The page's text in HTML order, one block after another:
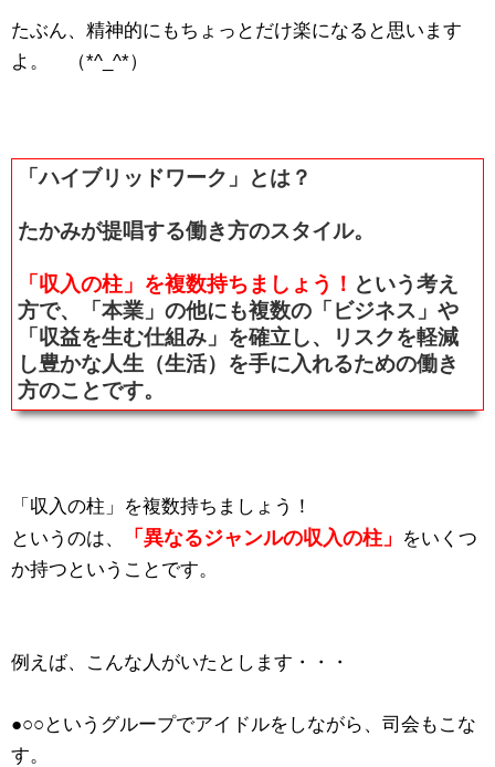
たぶん、精神的にもちょっとだけ楽になると思います
よ。 （*^_^*）
「ハイブリッドワーク」とは？
たかみが提唱する働き方のスタイル。
「収入の柱」を複数持ちましょう！ という考え
方で、「本業」の他にも複数の「ビジネス」や
「収益を生む仕組み」を確立し、リスクを軽減
し豊かな人生（生活）を手に入れるための働き
方のことです。
「収入の柱」を複数持ちましょう！
というのは、
「異なるジャンルの収入の柱」
をいくつ
か持つということです。
例えば、こんな人がいたとします・・・
●○○というグループでアイドルをしながら、司会もこな
す。